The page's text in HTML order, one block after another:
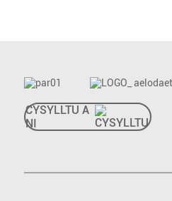
CYSYLLTU Â
NI